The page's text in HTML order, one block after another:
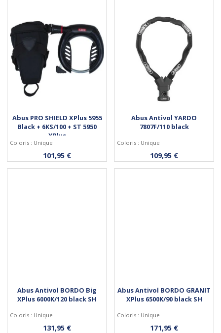
Acheter
Abus PRO SHIELD XPlus 5955
Black + 6KS/100 + ST 5950
XPlus
Coloris : Unique
101,95 € Acheter
Abus Antivol YARDO
7807F/110 black
Coloris : Unique
109,95 €
Acheter
Abus Antivol BORDO Big
XPlus 6000K/120 black SH
Coloris : Unique
131,95 € Acheter
Abus Antivol BORDO GRANIT
XPlus 6500K/90 black SH
Coloris : Unique
171,95 €